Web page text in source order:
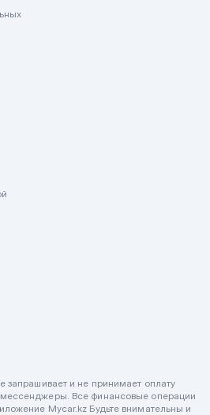
запрашивает и не принимает оплату
мессенджеры. Все финансовые операции
Mycar.kz Будьте внимательны и